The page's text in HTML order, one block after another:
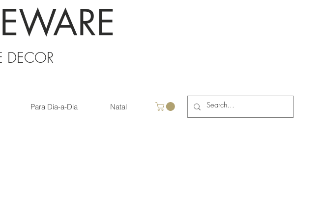
DECOR
Para Dia-a-Dia Natal